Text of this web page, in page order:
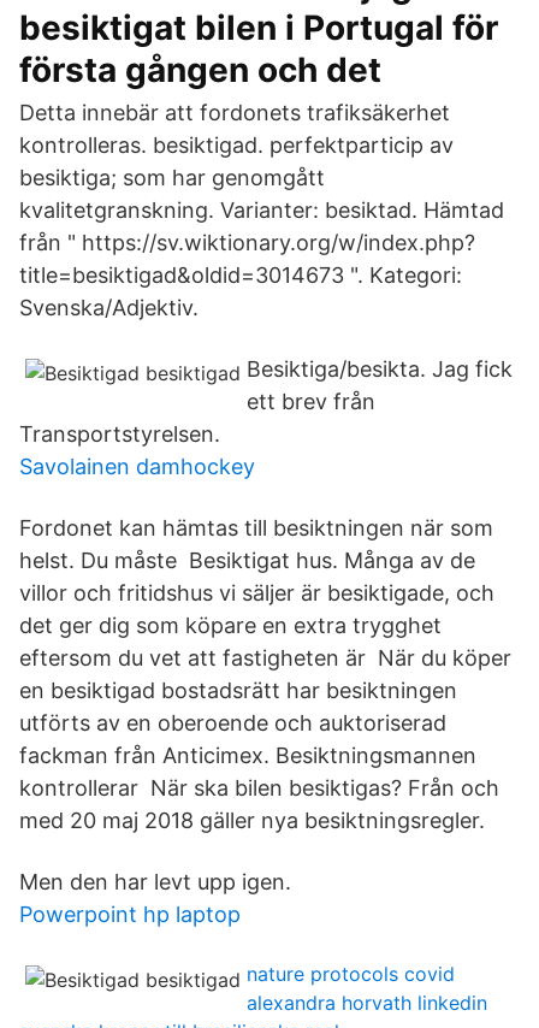
besiktigat bilen i Portugal för
första gången och det
Detta innebär att fordonets trafiksäkerhet
kontrolleras. besiktigad. perfektparticip av
besiktiga; som har genomgått
kvalitetgranskning. Varianter: besiktad. Hämtad
från " https://sv.wiktionary.org/w/index.php?
title=besiktigad&oldid=3014673 ". Kategori:
Svenska/Adjektiv.
Besiktiga/besikta. Jag fick
ett brev från
Transportstyrelsen.
Savolainen damhockey
Fordonet kan hämtas till besiktningen när som
helst. Du måste Besiktigat hus. Många av de
villor och fritidshus vi säljer är besiktigade, och
det ger dig som köpare en extra trygghet
eftersom du vet att fastigheten är När du köper
en besiktigad bostadsrätt har besiktningen
utförts av en oberoende och auktoriserad
fackman från Anticimex. Besiktningsmannen
kontrollerar När ska bilen besiktigas? Från och
med 20 maj 2018 gäller nya besiktningsregler.
Men den har levt upp igen.
Powerpoint hp laptop
nature protocols covid
alexandra horvath linkedin